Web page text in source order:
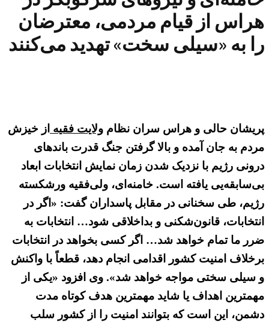
هراس از قیام مردمی، معترضان
را به «سیلی سخت» تهدید می‌کنند
پریشان حالی و هراس سران نظام ولایت فقیه از خیزش
مردم به جان آمده و بالا گرفتن جنگ قدرت باندهای
درونی رژیم با نزدیک شدن زمان نمایش انتخابات ابعاد
بی‌سابقه‌یی یافته است. خامنه‌ای، ولی‌فقیه ورشکسته
رژیم، طی سخنانی در مقابل پاسداران گفت: «اگر در
انتخابات، قانون‌شکنی و بداخلاقی شود… انتخابات به
ضرر ما تمام خواهد شد… اگر کسی بخواهد در انتخابات
برخلاف امنیت کشور اقدامی انجام دهد، قطعاً با واکنش
و سیلی سختی مواجه خواهد شد». وی افزود «یکی از
مهمترین اهداف یا شاید مهمترین هدف کوتاه مدت
دشمن، این است که بتوانند امنیت را از کشور سلب